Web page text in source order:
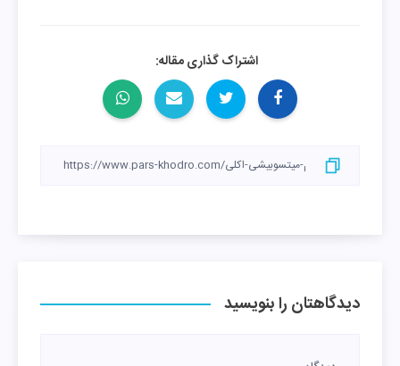
اشتراک گذاری مقاله:
دیدگاهتان را بنویسید